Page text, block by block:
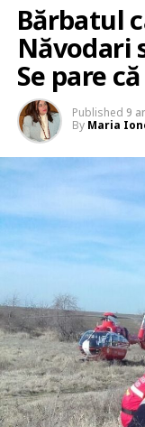
Bărbatul
Năvodari
Se pare
Published 9
By Maria